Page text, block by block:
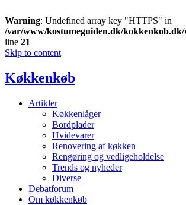
Warning: Undefined array key "HTTPS" in
/var/www/kostumeguiden.dk/
line 21
Skip to content
Køkkenkøb
Artikler
Køkkenlåger
Bordplader
Hvidevarer
Renovering af køkken
Rengøring og vedligeholdelse
Trends og nyheder
Diverse
Debatforum
Om køkkenkøb